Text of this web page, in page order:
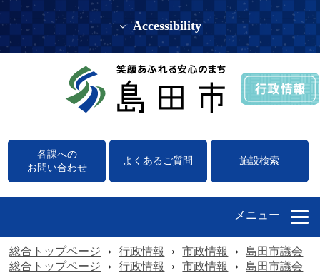
Accessibility
各課への
お問い合わせ
よくあるご質問 施設検索
メニュー
総合トップページ › 行政情報 › 市政情報 › 島田市議会
総合トップページ
› 行政情報 › 市政情報 › 島田市議会